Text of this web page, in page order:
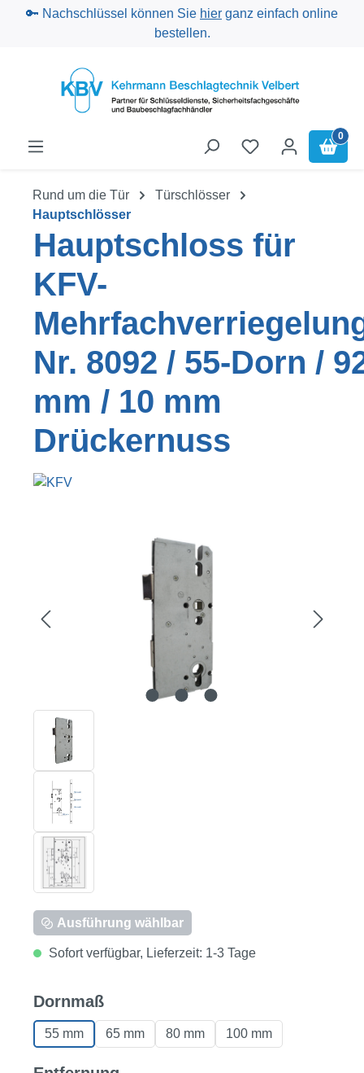
Zum Hauptinhalt springen
🔑 Nachschlüssel können Sie hier ganz einfach online
bestellen.
0
Rund um die Tür
Türschlösser
Hauptschlösser
Hauptschloss für
KFV-
Nr. 8092 / 55-Dorn /
mm / 10 mm
Drückernuss
Ausführung wählbar
Sofort verfügbar, Lieferzeit: 1-3 Tage
Dornmaßauswählen
55 mm 65 mm 80 mm 100 mm